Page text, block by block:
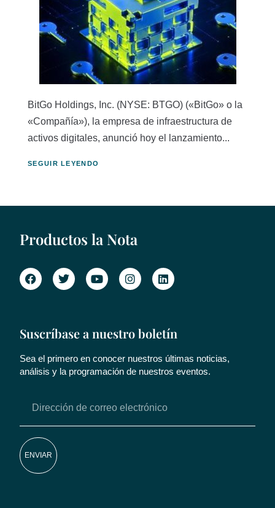
BitGo Holdings, Inc. (NYSE: BTGO) («BitGo» o la
«Compañía»), la empresa de infraestructura de
activos digitales, anunció hoy el lanzamiento...
SEGUIR LEYENDO
Productos la Nota
Suscríbase a nuestro boletín
Sea el primero en conocer nuestros últimas noticias,
análisis y la programación de nuestros eventos.
ENVIAR